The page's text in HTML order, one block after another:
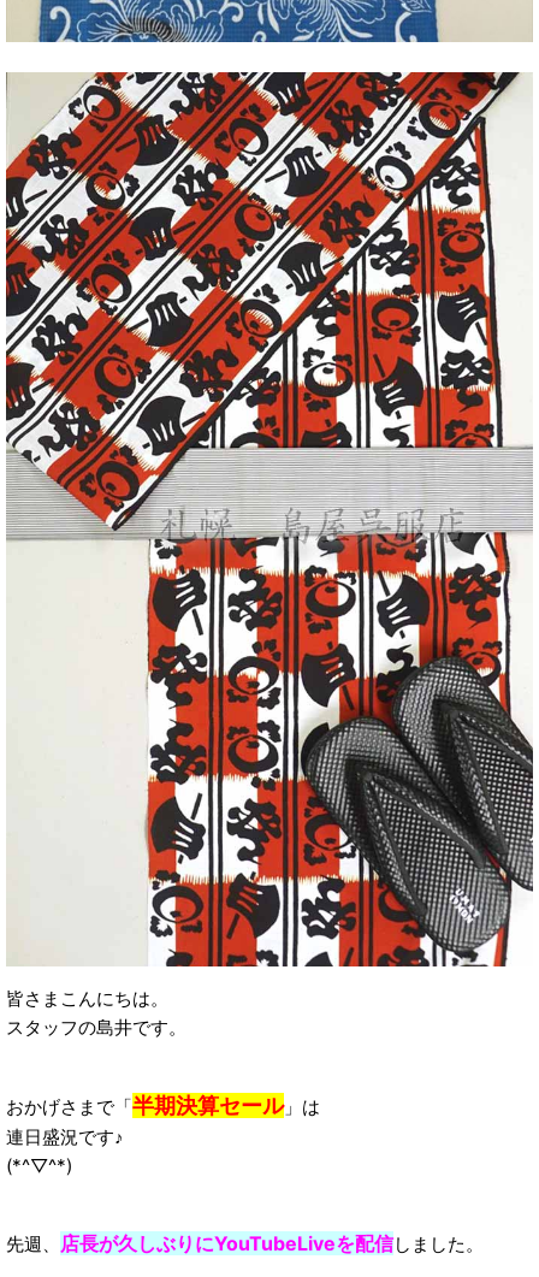
皆さまこんにちは。
スタッフの島井です。
おかげさまで「半期決算セール」は
連日盛況です♪
(*^▽^*)
先週、 店長が久しぶりにYouTubeLiveを配信しました。